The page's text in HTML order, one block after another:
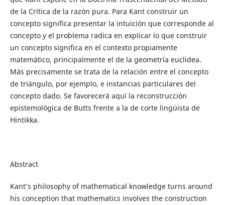
de la Crítica de la razón pura. Para Kant construir un
concepto significa presentar la intuición que corresponde al
concepto y el problema radica en explicar lo que construir
un concepto significa en el contexto propiamente
matemático, principalmente el de la geometría euclidea.
Más precisamente se trata de la relación entre el concepto
de triángulo, por ejemplo, e instancias particulares del
concepto dado. Se favorecerá aquí la reconstrucción
epistemológica de Butts frente a la de corte lingüista de
Hintikka.
Abstract
Kant’s philosophy of mathematical knowledge turns around
his conception that mathematics involves the construction